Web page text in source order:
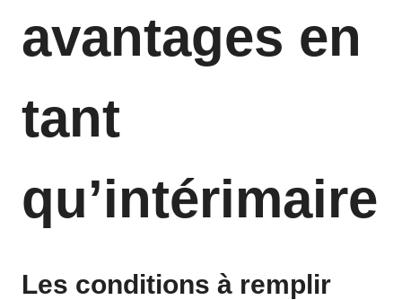
avantages en
tant
qu’intérimaire
Les conditions à remplir